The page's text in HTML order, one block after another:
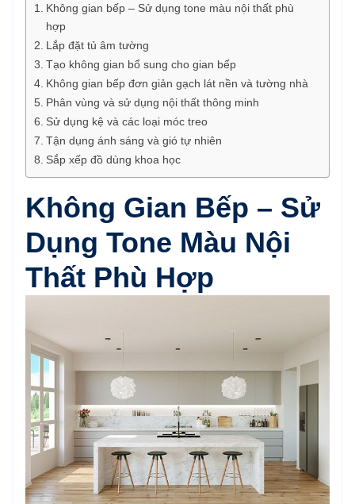
Không gian bếp – Sử dụng tone màu nội thất phù
hợp
Lắp đặt tủ âm tường
Tạo không gian bổ sung cho gian bếp
Không gian bếp đơn giản gạch lát nền và tường nhà
Phân vùng và sử dụng nội thất thông minh
Sử dụng kệ và các loại móc treo
Tận dụng ánh sáng và gió tự nhiên
Sắp xếp đồ dùng khoa học
Không Gian Bếp – Sử
Dụng Tone Màu Nội
Thất Phù Hợp